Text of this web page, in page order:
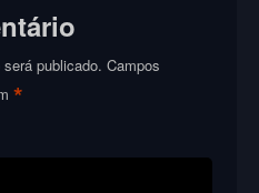
publicado. Campos
*